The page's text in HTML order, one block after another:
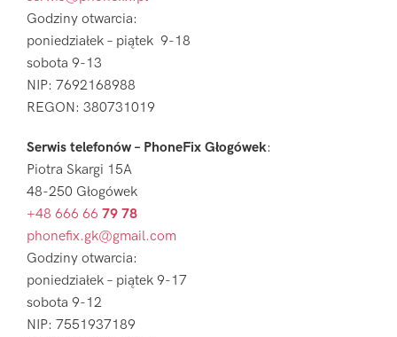
Godziny otwarcia:
poniedziałek – piątek 9-18
sobota 9-13
NIP: 7692168988
REGON: 380731019
Serwis telefonów – PhoneFix Głogówek:
Piotra Skargi 15A
48-250 Głogówek
+48 666 66 79 78
phonefix.gk@gmail.com
Godziny otwarcia:
poniedziałek – piątek 9-17
sobota 9-12
NIP: 7551937189